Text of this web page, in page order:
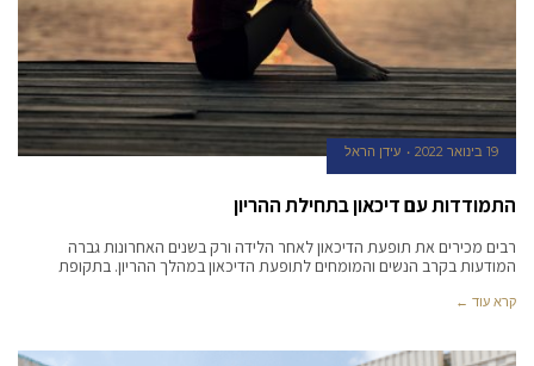
19 בינואר 2022 עידן הראל
התמודדות עם דיכאון בתחילת ההריון
רבים מכירים את תופעת הדיכאון לאחר הלידה ורק בשנים האחרונות גברה
המודעות בקרב הנשים והמומחים לתופעת הדיכאון במהלך ההריון. בתקופת
קרא עוד ←